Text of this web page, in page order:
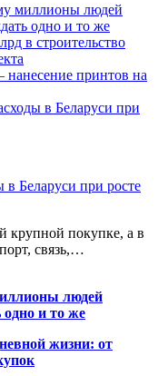
миллионы людей
одно и то же
в строительство
нанесение принтов на
в Беларуси при
в Беларуси при росте
крупной покупке, а в
связь,…
людей
и то же
жизни: от